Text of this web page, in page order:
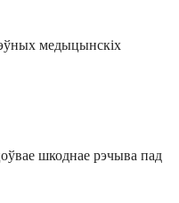
медыцынскіх
шкоднае рэчыва пад